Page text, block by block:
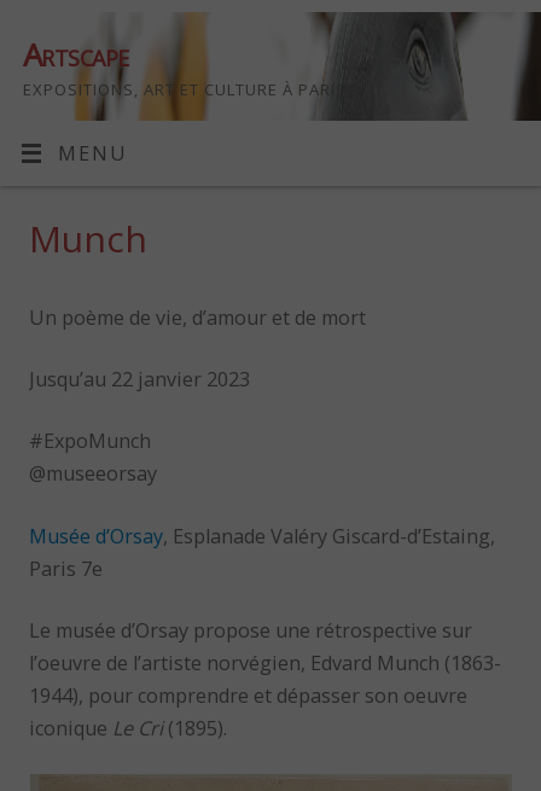
Artscape
EXPOSITIONS, ART ET CULTURE À PARIS
MENU
Munch
Un poème de vie, d’amour et de mort
Jusqu’au 22 janvier 2023
#ExpoMunch
@museeorsay
Musée d’Orsay, Esplanade Valéry Giscard-d’Estaing,
Paris 7e
Le musée d’Orsay propose une rétrospective sur
l’oeuvre de l’artiste norvégien, Edvard Munch (1863-
1944), pour comprendre et dépasser son oeuvre
iconique Le Cri(1895).